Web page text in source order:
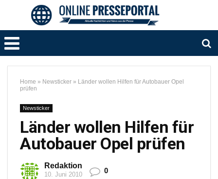
Home » Newsticker » Länder wollen Hilfen für Autobauer Opel
prüfen
Newsticker
Länder wollen Hilfen für
Autobauer Opel prüfen
Redaktion
10. Juni 2010 0